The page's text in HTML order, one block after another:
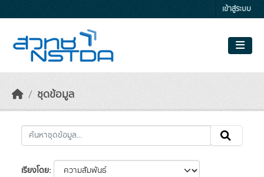
เข้าสู่ระบบ
ชุดข้อมูล
เรียงโดย